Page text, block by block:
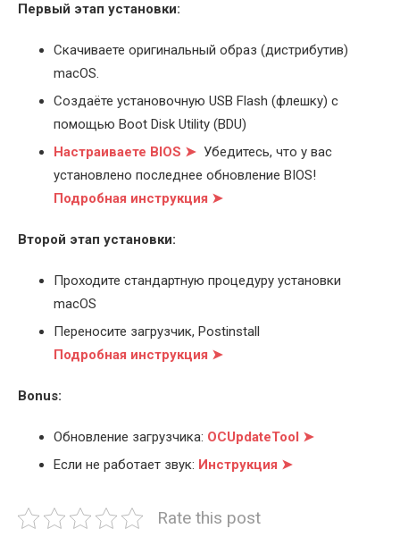
Первый этап установки:
Скачиваете оригинальный образ (дистрибутив)
macOS.
Создаёте установочную USB Flash (флешку) с
помощью Boot Disk Utility (BDU)
Настраиваете BIOS ➤ Убедитесь, что у вас
установлено последнее обновление BIOS!
Подробная инструкция ➤
Второй этап установки:
Проходите стандартную процедуру установки
macOS
Переносите загрузчик, Postinstall
Подробная инструкция ➤
Bonus:
Обновление загрузчика: OCUpdateTool ➤
Если не работает звук: Инструкция ➤
Rate this post